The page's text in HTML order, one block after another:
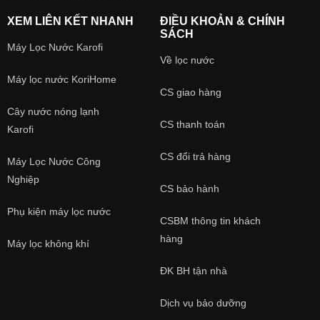
XEM LIÊN KẾT NHANH
Máy Lọc Nước Karofi
Máy lọc nước KoriHome
Cây nước nóng lạnh
Karofi
Máy Lọc Nước Công
Nghiệp
Phụ kiện máy lọc nước
Máy lọc không khí
ĐIỀU KHOẢN & CHÍNH
SÁCH
Về lọc nước
CS giao hàng
CS thanh toán
CS đổi trả hàng
CS bảo hành
CSBM thông tin khách
hàng
ĐK BH tận nhà
Dịch vụ bảo dưỡng